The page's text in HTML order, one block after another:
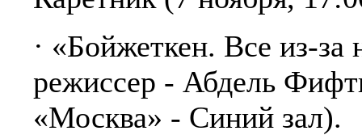
· «Бойжеткен. Все из-за
режиссер - Абдель
«Москва» - Синий зал).